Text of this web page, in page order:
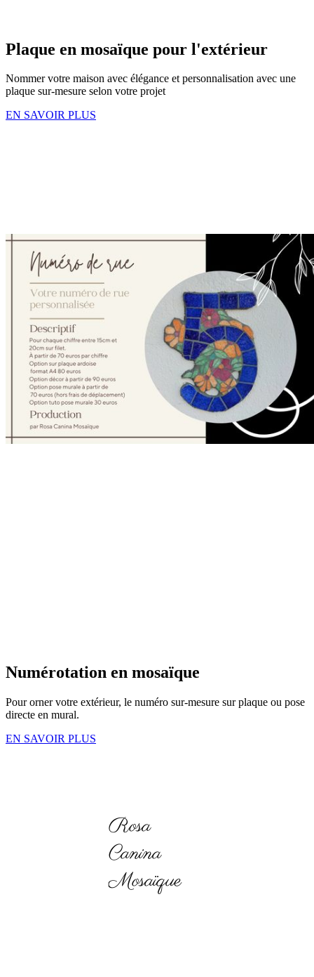
Plaque en mosaïque pour l'extérieur
Nommer votre maison avec élégance et personnalisation avec une
plaque sur-mesure selon votre projet
EN SAVOIR PLUS
Numérotation en mosaïque
Pour orner votre extérieur, le numéro sur-mesure sur plaque ou pose
directe en mural.
EN SAVOIR PLUS
Rosa
Canina
Mosaïque